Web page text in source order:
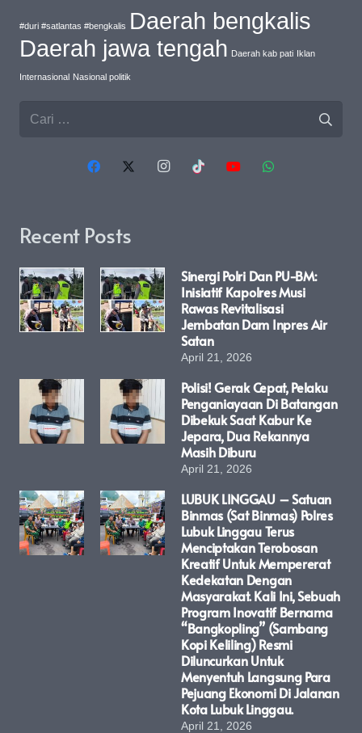
Recent Posts
Sinergi Polri Dan PU-BM:
Inisiatif Kapolres Musi
Rawas Revitalisasi
Jembatan Dam Inpres Air
Satan
April 21, 2026
Polisi! Gerak Cepat, Pelaku
Penganiayaan Di Batangan
Dibekuk Saat Kabur Ke
Jepara, Dua Rekannya
Masih Diburu
April 21, 2026
LUBUK LINGGAU – Satuan
Binmas (Sat Binmas) Polres
Lubuk Linggau Terus
Menciptakan Terobosan
Kreatif Untuk Mempererat
Kedekatan Dengan
Masyarakat. Kali Ini, Sebuah
Program Inovatif Bernama
“Bangkopling” (Sambang
Kopi Keliling) Resmi
Diluncurkan Untuk
Menyentuh Langsung Para
Pejuang Ekonomi Di Jalanan
Kota Lubuk Linggau.
April 21, 2026
#duri #satlantas #bengkalis Daerah bengkalis
Daerah jawa tengah Daerah kab pati Iklan
Internasional Nasional politik
Cari